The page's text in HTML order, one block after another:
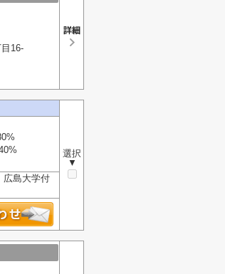
16-
選択
▼
島大学付